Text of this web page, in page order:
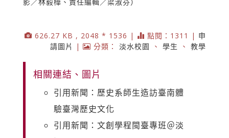
影／林毅樺、責任編輯／梁淑芬）
626.27 KB , 2048 * 1536 | 點閱：1311 | 申
請圖片
| 分類： 淡水校園 、 學生 、 教學
相關連結、圖片
引用新聞：歷史系師生造訪臺南體
驗臺灣歷史文化
引用新聞：文創學程閩臺專班＠淡